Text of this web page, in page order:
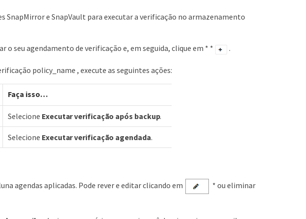
SnapMirror e SnapVault para executar a verificação no armazenamento
seu agendamento de verificação e, em seguida, clique em * *
.
policy_name , execute as seguintes ações:
Faça isso…​
Selecione Executar verificação após backup.
Selecione Executar verificação agendada.
agendas aplicadas. Pode rever e editar clicando em
* ou eliminar